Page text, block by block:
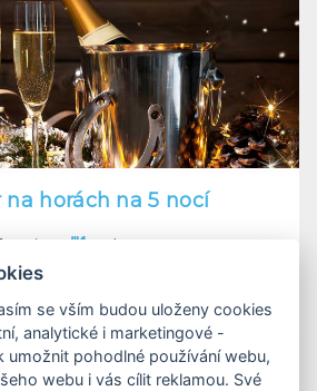
na horách na 5 nocí
nocí polopenze
DETAIL POBYTU
se vším budou uloženy cookies
analytické i marketingové -
umožnit pohodlné používání webu,
webu i vás cílit reklamou. Své